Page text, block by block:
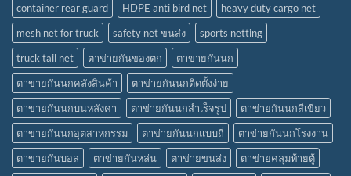
container rear guard
HDPE anti bird net
heavy duty cargo net
mesh net for truck
safety net ขนส่ง
sports netting
truck tail net
ตาข่ายกันของตก
ตาข่ายกันนก
ตาข่ายกันนกคลังสินค้า
ตาข่ายกันนกติดตั้งง่าย
ตาข่ายกันนกบนหลังคา
ตาข่ายกันนกสำเร็จรูป
ตาข่ายกันนกสีเขียว
ตาข่ายกันนกอุตสาหกรรม
ตาข่ายกันนกแบบถี่
ตาข่ายกันนกโรงงาน
ตาข่ายกันบอล
ตาข่ายกันหล่น ตาข่ายขนส่ง ตาข่ายคลุมท้ายตู้